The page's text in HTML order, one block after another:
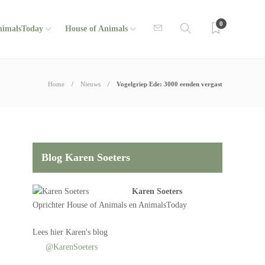
House of Animals
0
Home Nieuws Vogelgriep Ede: 3000 eenden vergast
Blog Karen Soeters
Karen Soeters
OprichterHouse of Animals en AnimalsToday
Leeshier Karen's blog
@KarenSoeters